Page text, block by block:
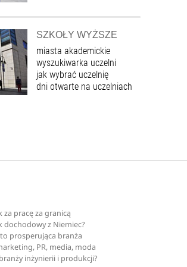
SZKOŁY WYŻSZE
miasta akademickie
wyszukiwarka uczelni
jak wybrać uczelnię
dni otwarte na uczelniach
za pracę za granicą
dochodowy z Niemiec?
prosperująca branża
PR, media, moda
inżynierii i produkcji?